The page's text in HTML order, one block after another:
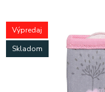
Extra výpredaj zásob
Výpredaj
Skladom